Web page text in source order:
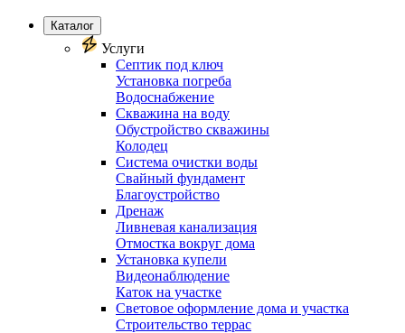
Каталог
Услуги
Септик под ключ
Установка погреба
Водоснабжение
Скважина на воду
Обустройство скважины
Колодец
Система очистки воды
Свайный фундамент
Благоустройство
Дренаж
Ливневая канализация
Отмостка вокруг дома
Установка купели
Видеонаблюдение
Каток на участке
Световое оформление дома и участка
Строительство террас